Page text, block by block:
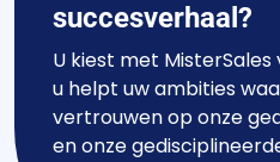
succesverhaal?
U kiest met
u helpt uw ambities
vertrouwen op onze
en onze